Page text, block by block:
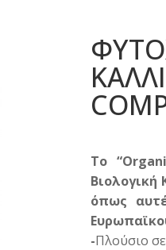
Το
Βιολογική
όπως
-Πλούσιο σε